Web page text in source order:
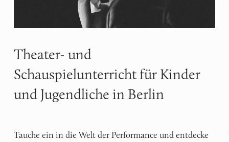
Theater- und
Schauspielunterricht für Kinder
und Jugendliche in Berlin
Tauche ein in die Welt der Performance und entdecke